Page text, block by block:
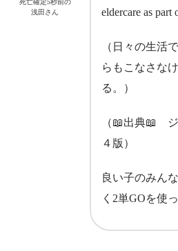
eldercare as part
（日々の生活
らもこなさな
る。）
（📖出典📖
４版）
良い子のみん
く2単GOを使
浅田さん